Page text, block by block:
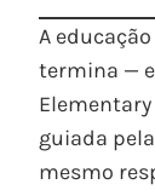
A
termina —
guiada
mesmo